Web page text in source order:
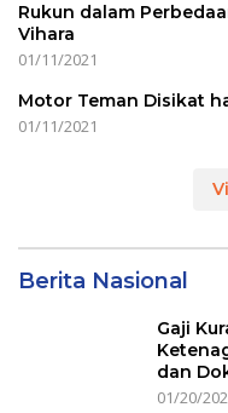
Rukun dalam
Vihara
01/11/2021
Motor Teman Disikat
01/11/2021
Berita Nasional
Gaji
dan
01/20/